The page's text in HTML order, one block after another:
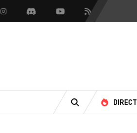
InstagramDiscord YoutubeFlux RSS
RECHERCHE
DIRECT